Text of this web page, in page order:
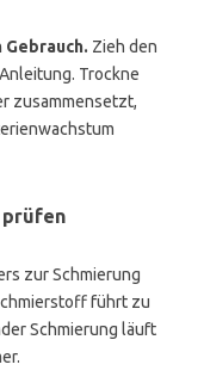
Zieh den
Trockne
zusammensetzt,
prüfen
zur Schmierung
führt zu
Schmierung läuft